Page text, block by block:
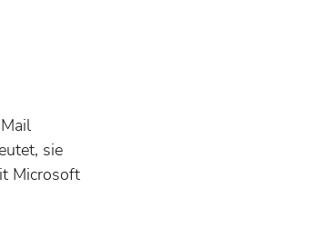
sie
Microsoft